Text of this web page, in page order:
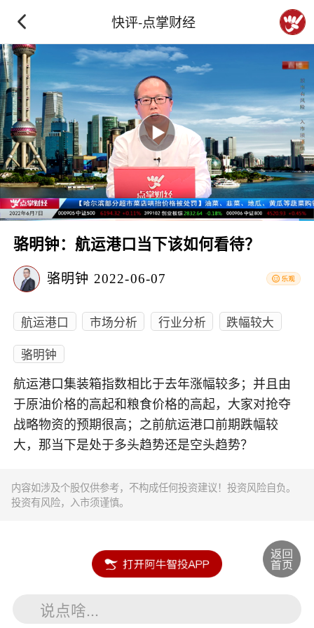
快评-点掌财经
骆明钟：航运港口当下该如何看待？
骆明钟 2022-06-07
航运港口 市场分析 行业分析
跌幅较大
骆明钟
航运港口集装箱指数相比于去年涨幅较多；并且由
于原油价格的高起和粮食价格的高起，大家对抢夺
战略物资的预期很高；之前航运港口前期跌幅较
大，那当下是处于多头趋势还是空头趋势？
内容如涉及个股仅供参考，不构成任何投资建议！投资风险自负。
投资有风险，入市须谨慎。
说点啥...